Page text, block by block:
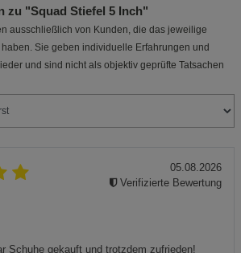
zu "Squad Stiefel 5 Inch"
ausschließlich von Kunden, die das jeweilige
Sie geben individuelle Erfahrungen und
und sind nicht als objektiv geprüfte Tatsachen
Schuhe gekauft und trotzdem zufrieden!
05.08.2026
Verifizierte Bewertung